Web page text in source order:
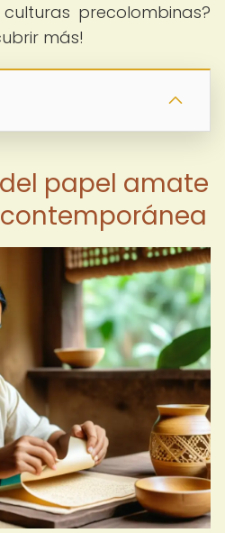
precolombinas?
más!
papel amate